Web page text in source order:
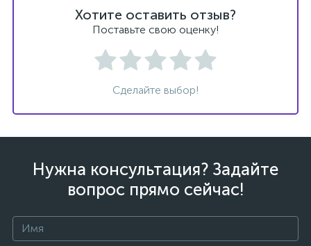
Хотите оставить отзыв?
Поставьте свою оценку!
Сделайте выбор!
Нужна консультация? Задайте
вопрос прямо сейчас!